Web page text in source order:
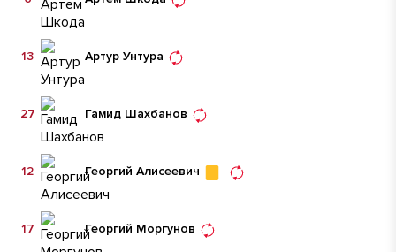
Артур Унтура
13
Гамид Шахбанов
27
Георгий Алисеевич
12
Георгий Моргунов
17